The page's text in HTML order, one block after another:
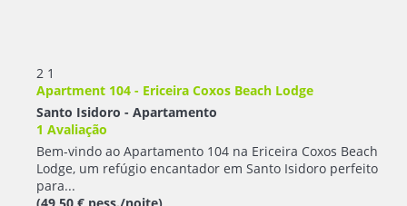
2 1
Apartment 104 - Ericeira Coxos Beach Lodge
Santo Isidoro - Apartamento
1 Avaliação
Bem-vindo ao Apartamento 104 na Ericeira Coxos Beach
Lodge, um refúgio encantador em Santo Isidoro perfeito
para...